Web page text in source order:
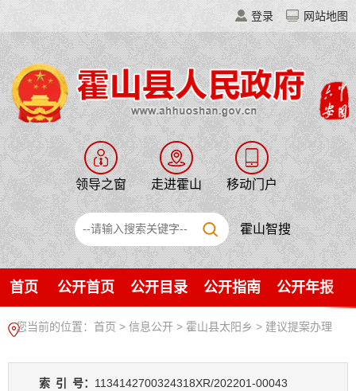
登录 网站地图
领导之窗 走进霍山 移动门户
霍山智搜
首页 公开首页 公开目录 公开指南 公开年报
您当前的位置： 首页 > 信息公开 > 霍山县太阳乡 > 建议提案办理
索 引 号： 1134142700324318XR/202201-00043